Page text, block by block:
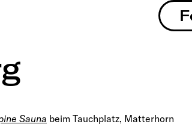
Sauna beim Tauchplatz, Matterhorn